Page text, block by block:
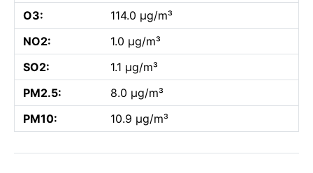
O3:
114.0 µg/m³
NO2:
1.0 µg/m³
SO2:
1.1 µg/m³
PM2.5:
8.0 µg/m³
PM10:
10.9 µg/m³